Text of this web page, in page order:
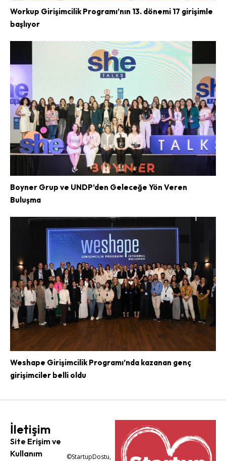
Workup Girişimcilik Programı’nın 13. dönemi 17 girişimle
başlıyor
Boyner Grup ve UNDP’den Geleceğe Yön Veren
Buluşma
Weshape Girişimcilik Programı’nda kazanan genç
girişimciler belli oldu
İletişim
Site Erişim ve
Kullanım
©StartupDostu,